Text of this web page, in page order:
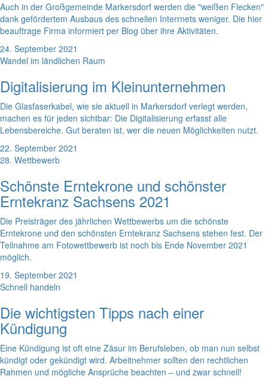
Auch in der Großgemeinde Markersdorf werden die "weißen Flecken"
dank gefördertem Ausbaus des schnellen Interrnets weniger. Die hier
beauftrage Firma informiert per Blog über ihre Aktivitäten.
24. September 2021
Wandel im ländlichen Raum
Digitalisierung im Kleinunternehmen
Die Glasfaserkabel, wie sie aktuell in Markersdorf verlegt werden,
machen es für jeden sichtbar: Die Digitalisierung erfasst alle
Lebensbereiche. Gut beraten ist, wer die neuen Möglichkeiten nutzt.
22. September 2021
28. Wettbewerb
Schönste Erntekrone und schönster
Erntekranz Sachsens 2021
Die Preisträger des jährlichen Wettbewerbs um die schönste
Erntekrone und den schönsten Erntekranz Sachsens stehen fest. Der
Teilnahme am Fotowettbewerb ist noch bis Ende November 2021
möglich.
19. September 2021
Schnell handeln
Die wichtigsten Tipps nach einer
Kündigung
Eine Kündigung ist oft eine Zäsur im Berufsleben, ob man nun selbst
kündigt oder gekündigt wird. Arbeitnehmer sollten den rechtlichen
Rahmen und mögliche Ansprüche beachten – und zwar schnell!